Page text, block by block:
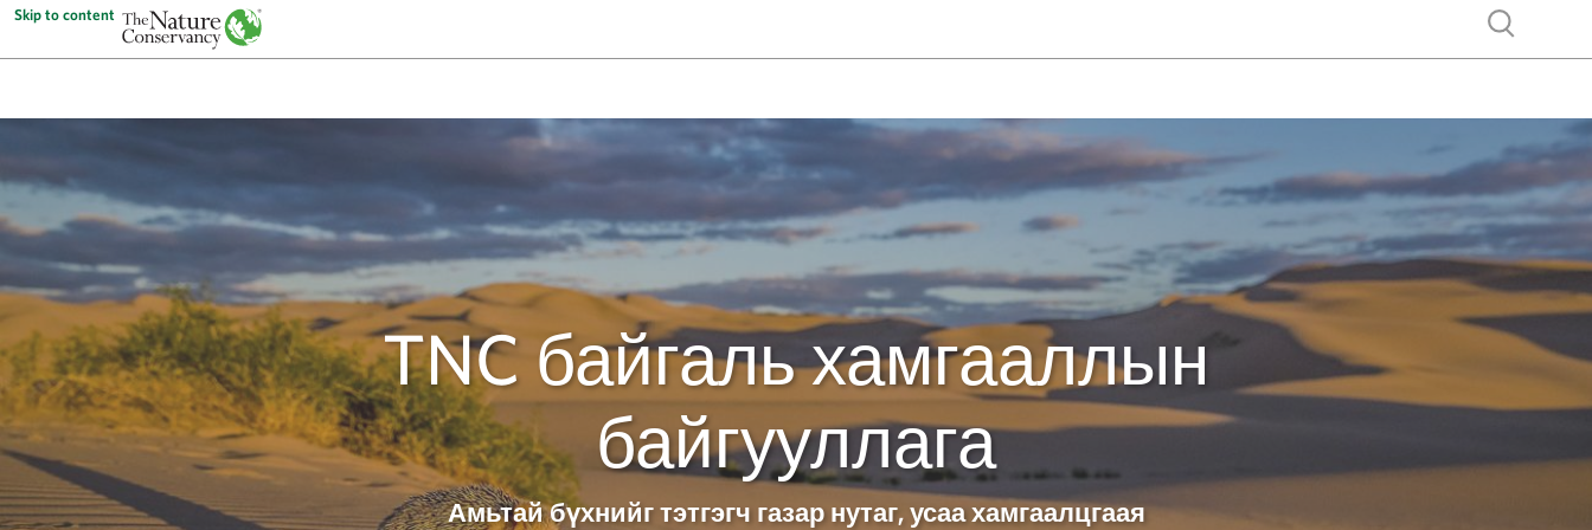
Skip to content Show search
TNC байгаль хамгааллын
байгууллага
Амьтай бүхнийг тэтгэгч газар нутаг, усаа хамгаалцгаая